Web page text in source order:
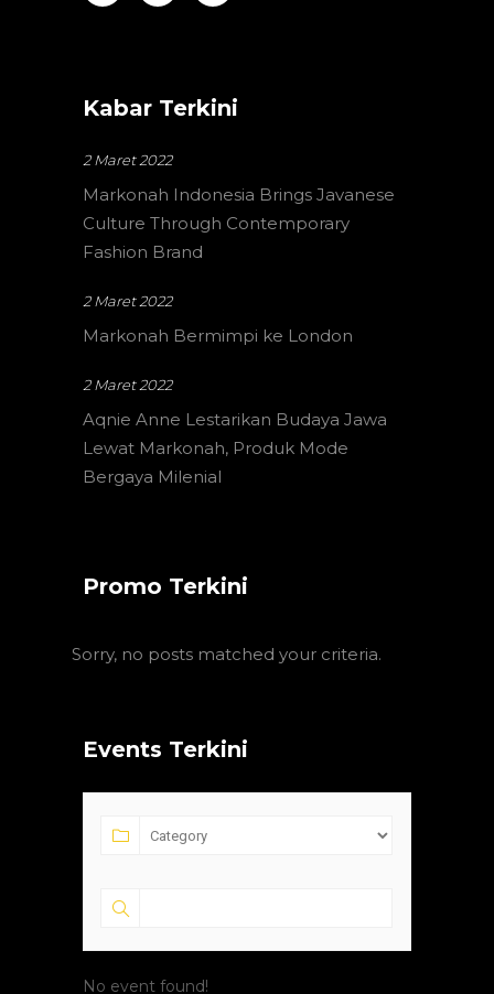
Kabar Terkini
2 Maret 2022
Markonah Indonesia Brings Javanese
Culture Through Contemporary
Fashion Brand
2 Maret 2022
Markonah Bermimpi ke London
2 Maret 2022
Aqnie Anne Lestarikan Budaya Jawa
Lewat Markonah, Produk Mode
Bergaya Milenial
Promo Terkini
Sorry, no posts matched your criteria.
Events Terkini
No event found!